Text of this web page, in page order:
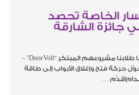
الخاصة تحصد
جائزة الشارقة
لحظات فخر قدّم فيها طلابنا مشروعهم المبتكر “DoorVolt” –
حركة فتح وإغلاق الأبواب إلى طاقة
…